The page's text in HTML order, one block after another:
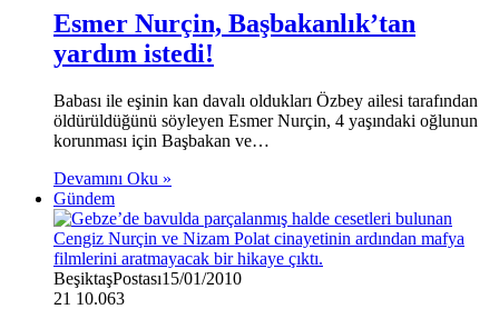
Esmer Nurçin, Başbakanlık’tan
yardım istedi!
Babası ile eşinin kan davalı oldukları Özbey ailesi tarafından
öldürüldüğünü söyleyen Esmer Nurçin, 4 yaşındaki oğlunun
korunması için Başbakan ve…
Devamını Oku »
Gündem
BeşiktaşPostası15/01/2010
21 10.063